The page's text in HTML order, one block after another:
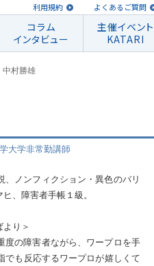
利用規約 よくあるご質問
コラム
インタビュー
主催イベント
KATARI
中村勝雄
大学非常勤講師
ノンフィクション・異色のバリ
、障害者手帳１級。
り＞
度の障害者ながら、ワープロを手
でも反応するワープロが嬉しくて